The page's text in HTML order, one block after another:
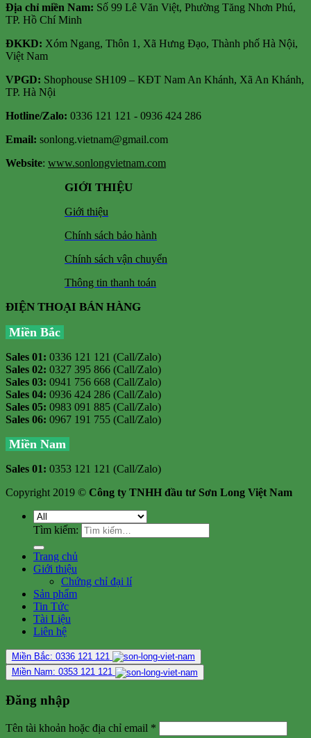
Địa chỉ miền Nam: Số 99 Lê Văn Việt, Phường Tăng Nhơn Phú,
TP. Hồ Chí Minh
ĐKKD: Xóm Ngang, Thôn 1, Xã Hưng Đạo, Thành phố Hà Nội,
Việt Nam
VPGD: Shophouse SH109 – KĐT Nam An Khánh, Xã An Khánh,
TP. Hà Nội
Hotline/Zalo: 0336 121 121 - 0936 424 286
Email: sonlong.vietnam@gmail.com
Website: www.sonlongvietnam.com
GIỚI THIỆU
Giới thiệu
Chính sách bảo hành
Chính sách vận chuyển
Thông tin thanh toán
ĐIỆN THOẠI BÁN HÀNG
Miền Bắc
Sales 01: 0336 121 121 (Call/Zalo)
Sales 02: 0327 395 866 (Call/Zalo)
Sales 03: 0941 756 668 (Call/Zalo)
Sales 04: 0936 424 286 (Call/Zalo)
Sales 05: 0983 091 885 (Call/Zalo)
Sales 06: 0967 191 755 (Call/Zalo)
Miền Nam
Sales 01: 0353 121 121 (Call/Zalo)
Copyright 2019 © Công ty TNHH đầu tư Sơn Long Việt Nam
Tìm kiếm:
Trang chủ
Giới thiệu
Chứng chỉ đại lí
Sản phẩm
Tin Tức
Tài Liệu
Liên hệ
Miền Bắc: 0336 121 121
Miền Nam: 0353 121 121
Đăng nhập
Tên tài khoản hoặc địa chỉ email *